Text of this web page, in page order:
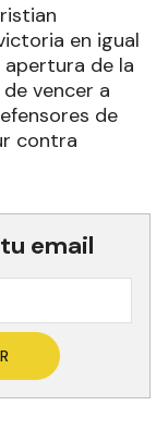
en igual
de la
vencer a
de
contra
email